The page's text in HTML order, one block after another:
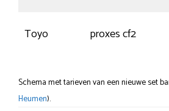
Toyo proxes cf2
Schema met tarieven van een nieuwe set
Heumen).